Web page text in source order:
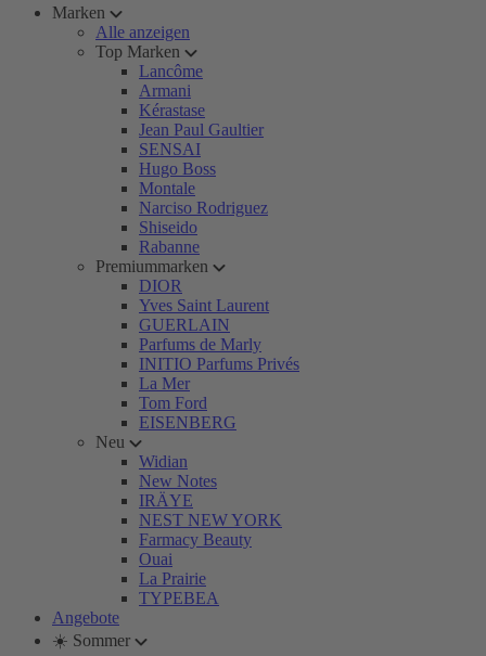
Marken
Alle anzeigen
Top Marken
Lancôme
Armani
Kérastase
Jean Paul Gaultier
SENSAI
Hugo Boss
Montale
Narciso Rodriguez
Shiseido
Rabanne
Premiummarken
DIOR
Yves Saint Laurent
GUERLAIN
Parfums de Marly
INITIO Parfums Privés
La Mer
Tom Ford
EISENBERG
Neu
Widian
New Notes
IRÄYE
NEST NEW YORK
Farmacy Beauty
Ouai
La Prairie
TYPEBEA
Angebote
☀️ Sommer